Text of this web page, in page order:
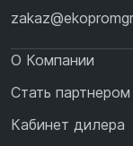
О Компании
Стать партнером
Кабинет дилера